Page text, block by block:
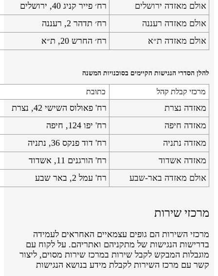
אולם מאזדה ירושלים
רח׳ פייר קניג 40, ירושלים
אולם מאזדה רעננה
רח׳ תדהר 2, רעננה
אולם מאזדה ת״א
רח׳ החרש 20, ת״א
להלן הסדרי הנגישות הקיימים בסוכנויות המשנה
מרכזי קבלת קהל כתובת
מאזדה נצרת
רח' פאולוס השישי 42, נצרת
מאזדה חיפה
רח' יפו 124, חיפה
מאזדה נתניה
רח' דוד פנקס 36, נתניה
מאזדה אשדוד
רח' הורגנים 11, אשדוד
אולם מאזדה באר-שבע
רח' עמל 2, באר שבע
מרכזי שירות
מרכזי השירות הם גופים עצמאיים האחראים לעמידה
בדרישות הנגישות של מתקניהם ואתריהם. על לקוח עם
מוגבלות המבקש לקבל שירות במרכז שירות מסוים, ליצור
קשר עם מרכז השירות לקבלת מידע בנושא הנגישות